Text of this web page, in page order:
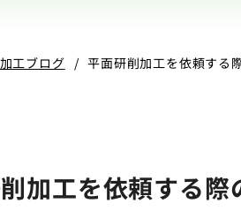
工ブログ 平面研削加工を依頼する
加工を依頼する